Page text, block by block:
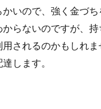
いので、強く金づ
らないのですが、持
されるのかもしれま
します。